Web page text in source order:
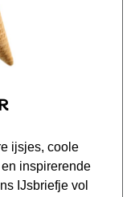
ijsjes, coole
inspirerende
IJsbriefje vol